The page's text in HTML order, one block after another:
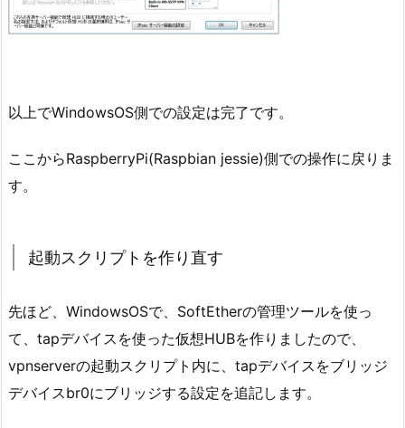
以上でWindowsOS側での設定は完了です。
ここからRaspberryPi(Raspbian jessie)側での操作に戻りま
す。
起動スクリプトを作り直す
先ほど、WindowsOSで、SoftEtherの管理ツールを使っ
て、tapデバイスを使った仮想HUBを作りましたので、
vpnserverの起動スクリプト内に、tapデバイスをブリッジ
デバイスbr0にブリッジする設定を追記します。